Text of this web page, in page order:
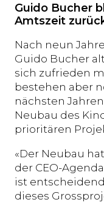
Guido Bucher
Amtszeit
Nach neun
Guido Bucher
sich zufrieden
bestehen aber
nächsten
Neubau des
prioritären
«Der Neubau
der CEO-
ist
dieses